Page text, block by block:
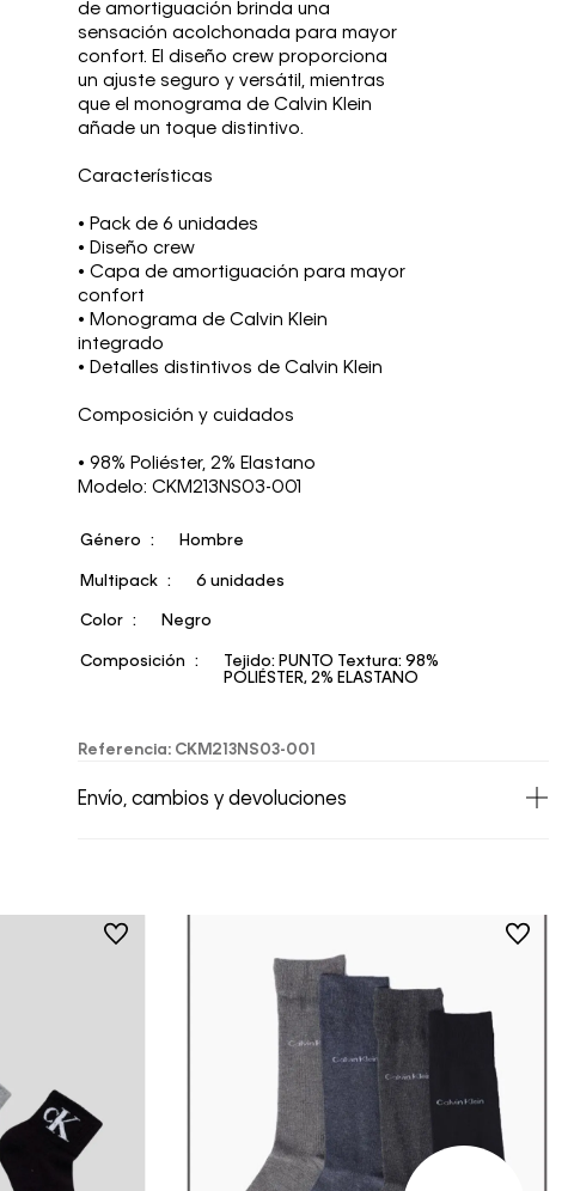
de amortiguación brinda una
sensación acolchonada para mayor
confort. El diseño crew proporciona
un ajuste seguro y versátil, mientras
que el monograma de Calvin Klein
añade un toque distintivo.
Características
• Pack de 6 unidades
• Diseño crew
• Capa de amortiguación para mayor
confort
• Monograma de Calvin Klein
integrado
• Detalles distintivos de Calvin Klein
Composición y cuidados
• 98% Poliéster, 2% Elastano
Modelo: CKM213NS03-001
Género Hombre
Multipack 6 unidades
Color Negro
Composición
Tejido: PUNTO Textura: 98%
POLIÉSTER, 2% ELASTANO
Referencia: CKM213NS03-001
Envío, cambios y devoluciones
devolver y cambiar en un período de 30 días
calendario tras la recepción.
• Por higiene y para garantizar el bienestar de
nuestros clientes, no aceptamos
devoluciones en ropa interior y trajes de